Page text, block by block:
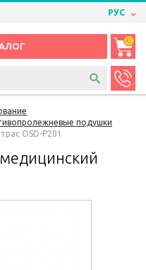
РУС
0
подушки
OSD-P201